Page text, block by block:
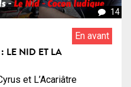
14
En avant
LE NID ET LA
et L’Acariâtre